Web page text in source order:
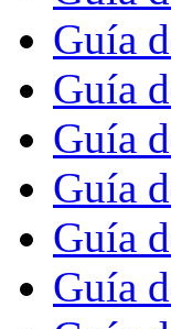
Guía
Guía
Guía
Guía
Guía
Guía